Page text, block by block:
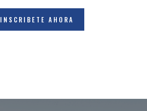
INSCRIBETE AHORA